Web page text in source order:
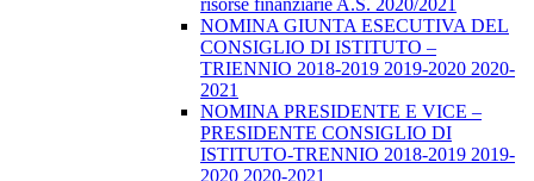
risorse finanziarie A.S. 2020/2021
NOMINA GIUNTA ESECUTIVA DEL
CONSIGLIO DI ISTITUTO –
TRIENNIO 2018-2019 2019-2020 2020-
2021
NOMINA PRESIDENTE E VICE –
PRESIDENTE CONSIGLIO DI
ISTITUTO-TRENNIO 2018-2019 2019-
2020 2020-2021